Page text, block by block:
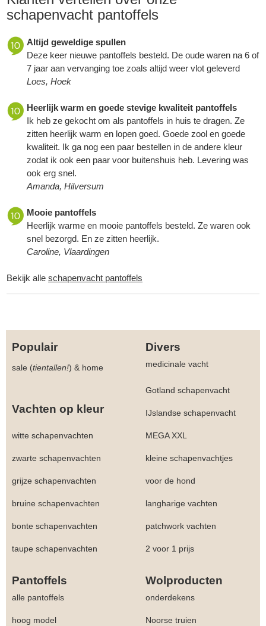
schapenvacht pantoffels
Altijd geweldige spullen
Deze keer nieuwe pantoffels besteld. De oude waren na 6 of
7 jaar aan vervanging toe zoals altijd weer vlot geleverd
Loes, Hoek
Heerlijk warm en goede stevige kwaliteit pantoffels
Ik heb ze gekocht om als pantoffels in huis te dragen. Ze
zitten heerlijk warm en lopen goed. Goede zool en goede
kwaliteit. Ik ga nog een paar bestellen in de andere kleur
zodat ik ook een paar voor buitenshuis heb. Levering was
ook erg snel.
Amanda, Hilversum
Mooie pantoffels
Heerlijk warme en mooie pantoffels besteld. Ze waren ook
snel bezorgd. En ze zitten heerlijk.
Caroline, Vlaardingen
Bekijk alle schapenvacht pantoffels
Populair Divers
sale (tientallen!) & home medicinale vacht
Gotland schapenvacht
Vachten op kleur IJslandse schapenvacht
witte schapenvachten MEGA XXL
zwarte schapenvachten kleine schapenvachtjes
grijze schapenvachten voor de hond
bruine schapenvachten langharige vachten
bonte schapenvachten patchwork vachten
taupe schapenvachten 2 voor 1 prijs
Pantoffels Wolproducten
alle pantoffels onderdekens
hoog model Noorse truien